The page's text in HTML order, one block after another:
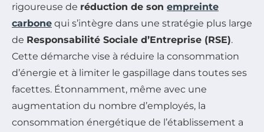
rigoureuse de réduction de son empreinte
carbone qui s’intègre dans une stratégie plus large
de Responsabilité Sociale d’Entreprise (RSE).
Cette démarche vise à réduire la consommation
d’énergie et à limiter le gaspillage dans toutes ses
facettes. Étonnamment, même avec une
augmentation du nombre d’employés, la
consommation énergétique de l’établissement a